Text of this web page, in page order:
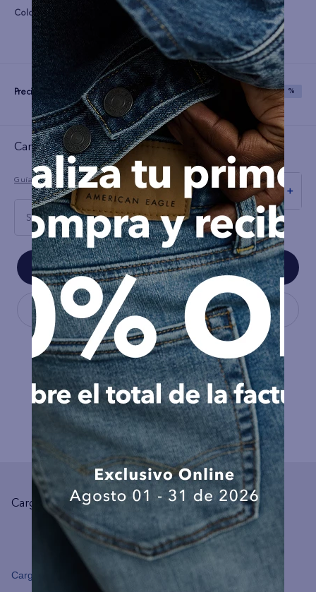
Color:
Precio: 51 S/ 129 SAVE 60 %
Cargando el resumen…
Guía de tallas
S
＋
－
COMPLEMENTA TU LOOK
Cargando el resumen…
Cargando comentarios…